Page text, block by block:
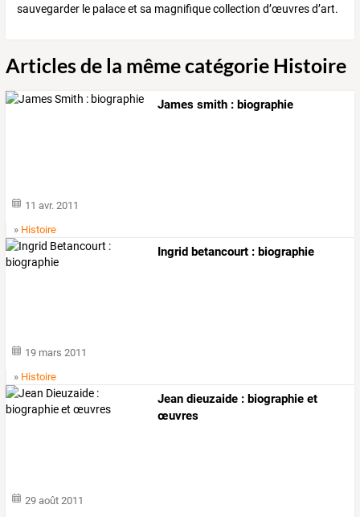
sauvegarder le palace et sa magnifique collection d’œuvres d’art.
Articles de la même catégorie Histoire
James smith : biographie
11 avr. 2011
» Histoire
Ingrid betancourt : biographie
19 mars 2011
» Histoire
Jean dieuzaide : biographie et
œuvres
29 août 2011